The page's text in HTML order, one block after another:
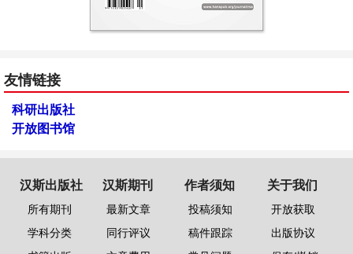
友情链接
科研出版社
开放图书馆
汉斯出版社
所有期刊
学科分类
汉斯期刊
最新文章
同行评议
作者须知
投稿须知
稿件跟踪
关于我们
开放获取
出版协议